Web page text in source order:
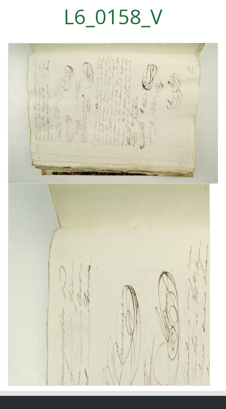
L6_0158_V